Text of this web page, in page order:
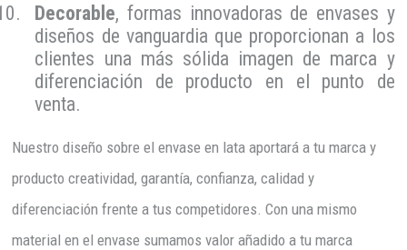
Decorable, formas innovadoras de envases y
diseños de vanguardia que proporcionan a los
clientes una más sólida imagen de marca y
diferenciación de producto en el punto de
venta.
Nuestro diseño sobre el envase en lata aportará a tu marca y
producto creatividad, garantía, confianza, calidad y
diferenciación frente a tus competidores. Con una mismo
material en el envase sumamos valor añadido a tu marca